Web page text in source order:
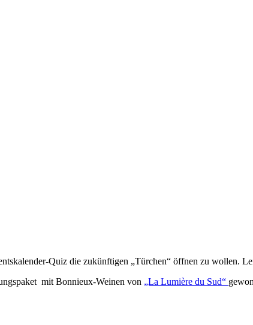
Quiz die zukünftigen „Türchen“ öffnen zu wollen.
mit Bonnieux-Weinen von „La Lumière du Sud“